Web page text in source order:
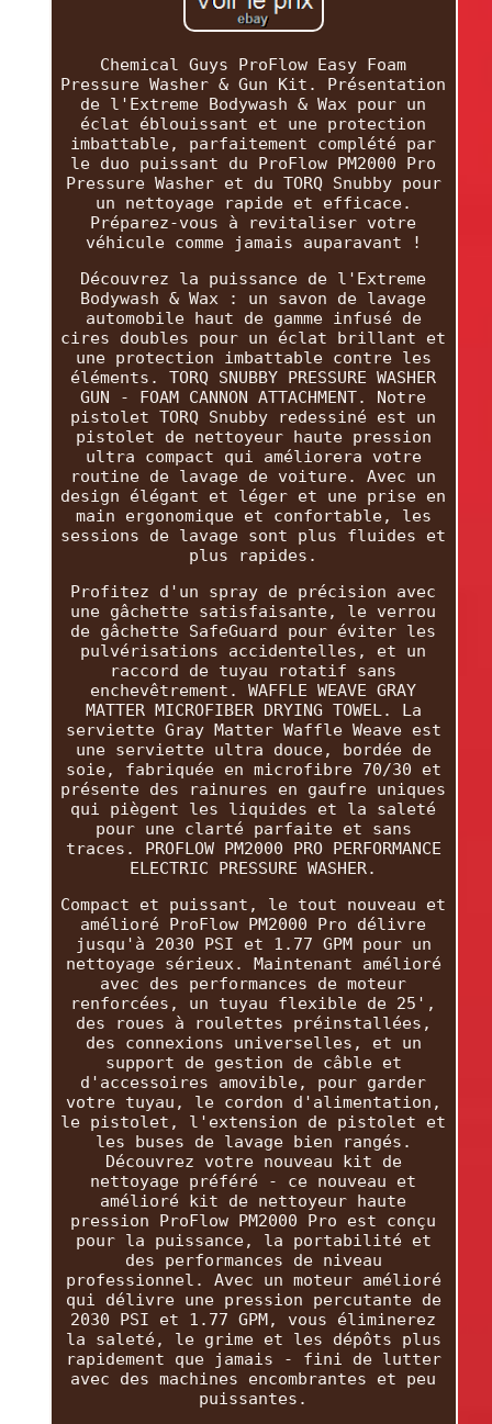
Chemical Guys ProFlow Easy Foam
Pressure Washer & Gun Kit. Présentation
de l'Extreme Bodywash & Wax pour un
éclat éblouissant et une protection
imbattable, parfaitement complété par
le duo puissant du ProFlow PM2000 Pro
Pressure Washer et du TORQ Snubby pour
un nettoyage rapide et efficace.
Préparez-vous à revitaliser votre
véhicule comme jamais auparavant !
Découvrez la puissance de l'Extreme
Bodywash & Wax : un savon de lavage
automobile haut de gamme infusé de
cires doubles pour un éclat brillant et
une protection imbattable contre les
éléments. TORQ SNUBBY PRESSURE WASHER
GUN - FOAM CANNON ATTACHMENT. Notre
pistolet TORQ Snubby redessiné est un
pistolet de nettoyeur haute pression
ultra compact qui améliorera votre
routine de lavage de voiture. Avec un
design élégant et léger et une prise en
main ergonomique et confortable, les
sessions de lavage sont plus fluides et
plus rapides.
Profitez d'un spray de précision avec
une gâchette satisfaisante, le verrou
de gâchette SafeGuard pour éviter les
pulvérisations accidentelles, et un
raccord de tuyau rotatif sans
enchevêtrement. WAFFLE WEAVE GRAY
MATTER MICROFIBER DRYING TOWEL. La
serviette Gray Matter Waffle Weave est
une serviette ultra douce, bordée de
soie, fabriquée en microfibre 70/30 et
présente des rainures en gaufre uniques
qui piègent les liquides et la saleté
pour une clarté parfaite et sans
traces. PROFLOW PM2000 PRO PERFORMANCE
ELECTRIC PRESSURE WASHER.
Compact et puissant, le tout nouveau et
amélioré ProFlow PM2000 Pro délivre
jusqu'à 2030 PSI et 1.77 GPM pour un
nettoyage sérieux. Maintenant amélioré
avec des performances de moteur
renforcées, un tuyau flexible de 25',
des roues à roulettes préinstallées,
des connexions universelles, et un
support de gestion de câble et
d'accessoires amovible, pour garder
votre tuyau, le cordon d'alimentation,
le pistolet, l'extension de pistolet et
les buses de lavage bien rangés.
Découvrez votre nouveau kit de
nettoyage préféré - ce nouveau et
amélioré kit de nettoyeur haute
pression ProFlow PM2000 Pro est conçu
pour la puissance, la portabilité et
des performances de niveau
professionnel. Avec un moteur amélioré
qui délivre une pression percutante de
2030 PSI et 1.77 GPM, vous éliminerez
la saleté, le grime et les dépôts plus
rapidement que jamais - fini de lutter
avec des machines encombrantes et peu
puissantes.